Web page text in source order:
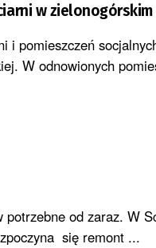
w zielonogórskim
i pomieszczeń
W odnowionych
potrzebne od zaraz. W
się remont ...